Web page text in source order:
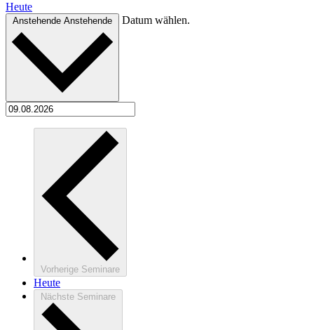
Heute
Anstehende Anstehende Datum wählen.
Vorherige Seminare
Heute
Nächste Seminare